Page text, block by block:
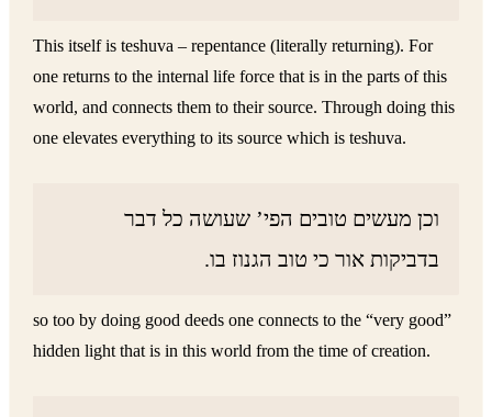
This itself is teshuva – repentance (literally returning). For
one returns to the internal life force that is in the parts of this
world, and connects them to their source. Through doing this
one elevates everything to its source which is teshuva.
וכן מעשים טובים הפי’ שעושה כל דבר
בדביקות אור כי טוב הגנוז בו.
so too by doing good deeds one connects to the “very good”
hidden light that is in this world from the time of creation.